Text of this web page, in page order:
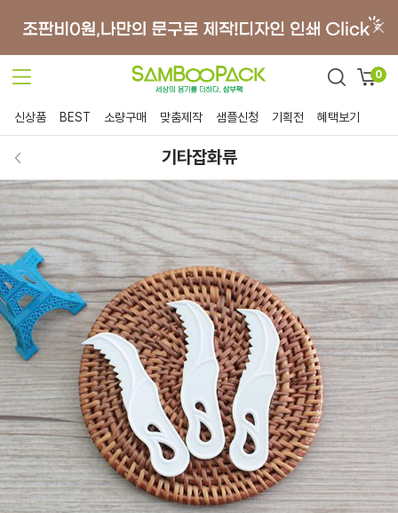
0
신상품 BEST 소량구매 맞춤제작 샘플신청 기획전 혜택보기
기타잡화류